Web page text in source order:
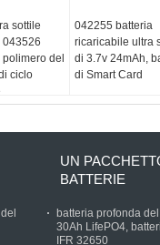
sottile
043526
del
ciclo
042255 batteria
ricaricabile ultra
di 3.7v 24mAh,
di Smart Card
UN
BATTERIE
batteria profonda
30Ah LifePO4,
IFR 32650